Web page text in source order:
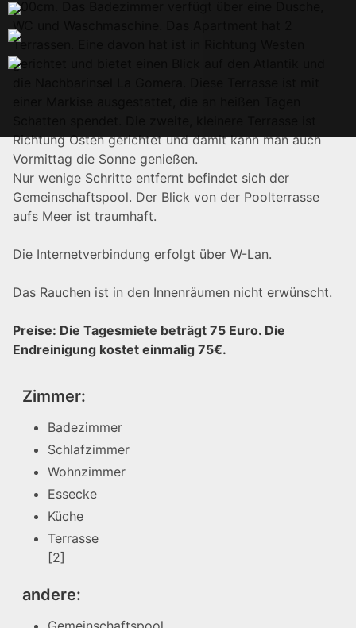
200cm. Das Badezimmer verfügt über eine Dusche,
WC und Waschmaschine. Das Apartment hat 2
Terrassen. Eine davon hat ist in Richtung Westen
gerichtet und bietet einen Blick auf den Atlantik und
Richtung Osten gerichtet und damit kann man auch
Vormittag die Sonne genießen.
Nur wenige Schritte entfernt befindet sich der
Gemeinschaftspool. Der Blick von der Poolterrasse
aufs Meer ist traumhaft.
Die Internetverbindung erfolgt über W-Lan.
Das Rauchen ist in den Innenräumen nicht erwünscht.
Preise: Die Tagesmiete beträgt 75 Euro. Die
Endreinigung kostet einmalig 75€.
Zimmer:
Badezimmer
Schlafzimmer
Wohnzimmer
Essecke
Küche
Terrasse
[2]
andere: